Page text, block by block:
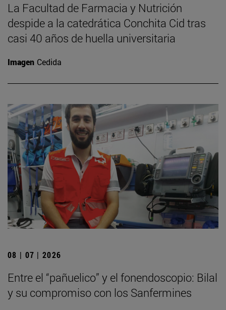
La Facultad de Farmacia y Nutrición
despide a la catedrática Conchita Cid tras
casi 40 años de huella universitaria
Imagen Cedida
08 | 07 | 2026
Entre el “pañuelico” y el fonendoscopio: Bilal
y su compromiso con los Sanfermines